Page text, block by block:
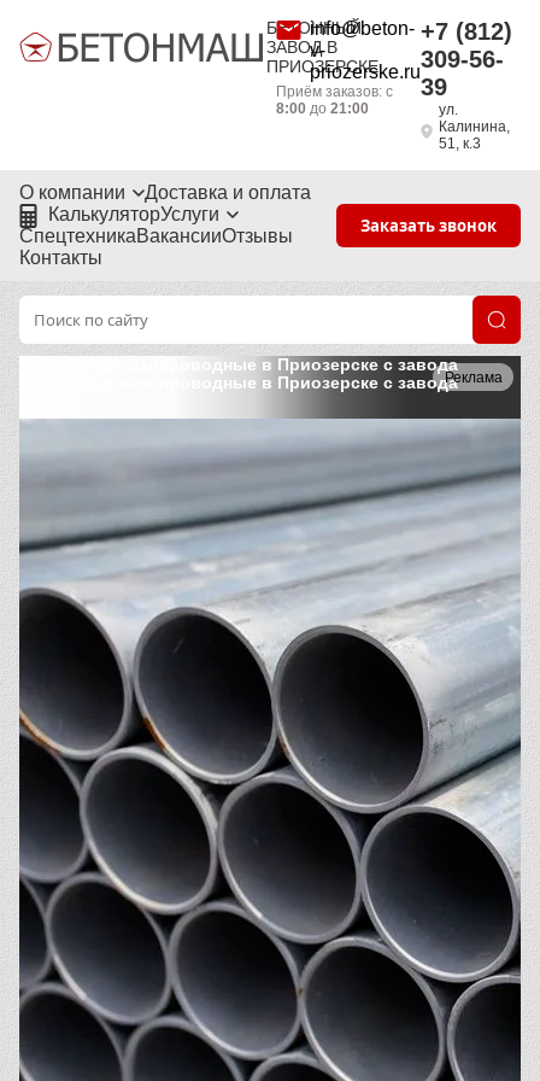
БЕТОННЫЙ
ЗАВОД В
ПРИОЗЕРСКЕ
info@beton-
v-
priozerske.ru
Приём заказов: с
8:00 до 21:00
+7 (812)
309-56-
39
ул.
Калинина,
51, к.3
О компании
Доставка и оплата
КалькуляторУслуги
СпецтехникаВакансииОтзывы
Контакты
Заказать звонок
Реклама
Трубы водогазопроводные в Приозерске с завода
Трубы водогазопроводные в Приозерске с завода